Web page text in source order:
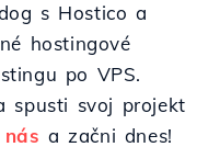
s Hostico a
hostingové
po VPS.
spusti svoj projekt
a začni dnes!